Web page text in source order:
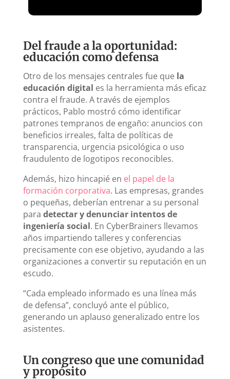
Del fraude a la oportunidad:
educación como defensa
Otro de los mensajes centrales fue que la
educación digital es la herramienta más eficaz
contra el fraude. A través de ejemplos
prácticos, Pablo mostró cómo identificar
patrones tempranos de engaño: anuncios con
beneficios irreales, falta de políticas de
transparencia, urgencia psicológica o uso
fraudulento de logotipos reconocibles.
Además, hizo hincapié en el papel de la
formación corporativa. Las empresas, grandes
o pequeñas, deberían entrenar a su personal
para detectar y denunciar intentos de
ingeniería social. En CyberBrainers llevamos
años impartiendo talleres y conferencias
precisamente con ese objetivo, ayudando a las
organizaciones a convertir su reputación en un
escudo.
“Cada empleado informado es una línea más
de defensa”, concluyó ante el público,
generando un aplauso generalizado entre los
asistentes.
Un congreso que une comunidad
y propósito